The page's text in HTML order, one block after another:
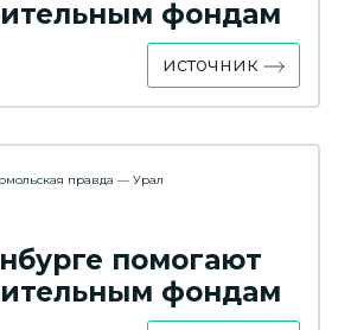
фондам
источник
правда — Урал
помогают
фондам